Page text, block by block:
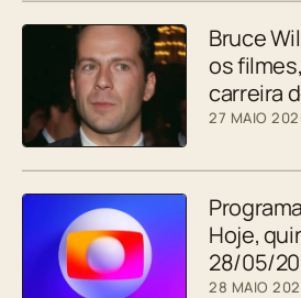
Bruce
os
carreira
27 MAIO
Hoje,
28/05/
28 MAIO